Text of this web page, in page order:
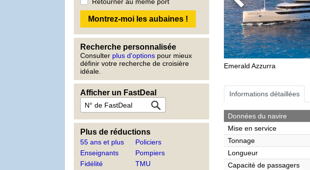
Recherche personnalisée
Consulter plus d'options pour mieux
définir votre recherche de croisière
idéale.
Afficher un FastDeal
Plus de réductions
55 ans et plus
Enseignants
Fidélité
Policiers
Pompiers
TMU
Previous
Emerald Azzurra
Informations détaillées
Données du navire
Mise en service
Tonnage
Longueur
Capacité de passagers